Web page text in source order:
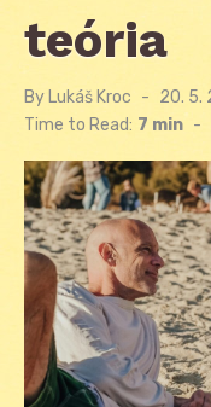
teória
By Lukáš Kroc
on
20. 5.
Time to Read: 7 min -